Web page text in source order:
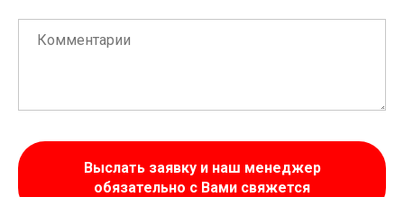
Выслать заявку и наш менеджер
обязательно с Вами свяжется